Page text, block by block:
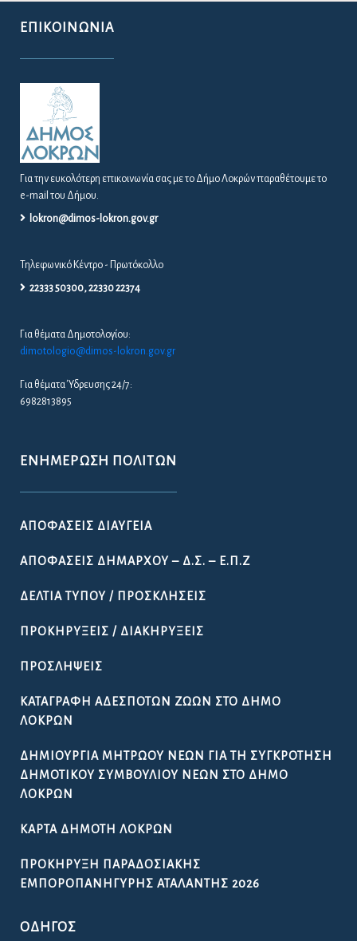
ΕΠΙΚΟΙΝΩΝΊΑ
Για την ευκολότερη επικοινωνία σας με το Δήμο Λοκρών παραθέτουμε το
e-mail του Δήμου.
lokron@dimos-lokron.gov.gr
Τηλεφωνικό Κέντρο - Πρωτόκολλο
22333 50300, 22330 22374
Για θέματα Δημοτολογίου:
dimotologio@dimos-lokron.gov.gr
Για θέματα Ύδρευσης 24/7:
6982813895
ΕΝΗΜΈΡΩΣΗ ΠΟΛΙΤΏΝ
ΑΠΟΦΆΣΕΙΣ ΔΙΑΎΓΕΙΑ
ΑΠΟΦΆΣΕΙΣ ΔΗΜΆΡΧΟΥ – Δ.Σ. – Ε.Π.Ζ
ΔΕΛΤΊΑ ΤΎΠΟΥ / ΠΡΟΣΚΛΉΣΕΙΣ
ΠΡΟΚΗΡΎΞΕΙΣ / ΔΙΑΚΗΡΎΞΕΙΣ
ΠΡΟΣΛΉΨΕΙΣ
ΚΑΤΑΓΡΑΦΉ ΑΔΈΣΠΟΤΩΝ ΖΏΩΝ ΣΤΟ ΔΉΜΟ
ΛΟΚΡΏΝ
ΔΗΜΙΟΥΡΓΊΑ ΜΗΤΡΏΟΥ ΝΈΩΝ ΓΙΑ ΤΗ ΣΥΓΚΡΌΤΗΣΗ
ΔΗΜΟΤΙΚΟΎ ΣΥΜΒΟΥΛΊΟΥ ΝΈΩΝ ΣΤΟ ΔΉΜΟ
ΛΟΚΡΏΝ
ΚΆΡΤΑ ΔΗΜΌΤΗ ΛΟΚΡΏΝ
ΠΡΟΚΉΡΥΞΗ ΠΑΡΑΔΟΣΙΑΚΉΣ
ΕΜΠΟΡΟΠΑΝΉΓΥΡΗΣ ΑΤΑΛΆΝΤΗΣ 2026
ΟΔΗΓΌΣ